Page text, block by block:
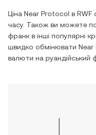
Ціна Near Protocol в RWF
часу. Також ви можете
франк в інші популярні
швидко обмінювати Near
валюти на руандійський